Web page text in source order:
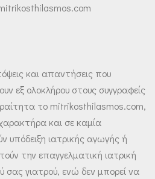
και απαντήσεις που
εξ ολοκλήρου στους συγγραφείς
το mitrikosthilasmos.com,
και σε καμία
υπόδειξη ιατρικής αγωγής ή
την επαγγελματική ιατρική
σας γιατρού, ενώ δεν μπορεί να